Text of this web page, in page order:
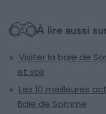
À lire aussi
Visiter la baie de
et voir
Les 10 meilleures
Baie de Somme